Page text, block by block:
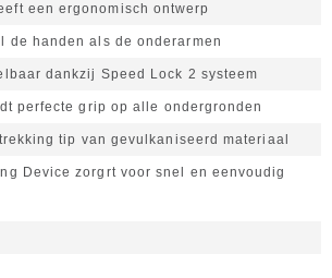
een ergonomisch ontwerp
de handen als de onderarmen
dankzij Speed Lock 2 systeem
perfecte grip op alle ondergronden
tip van gevulkaniseerd materiaal
Device zorgrt voor snel en eenvoudig